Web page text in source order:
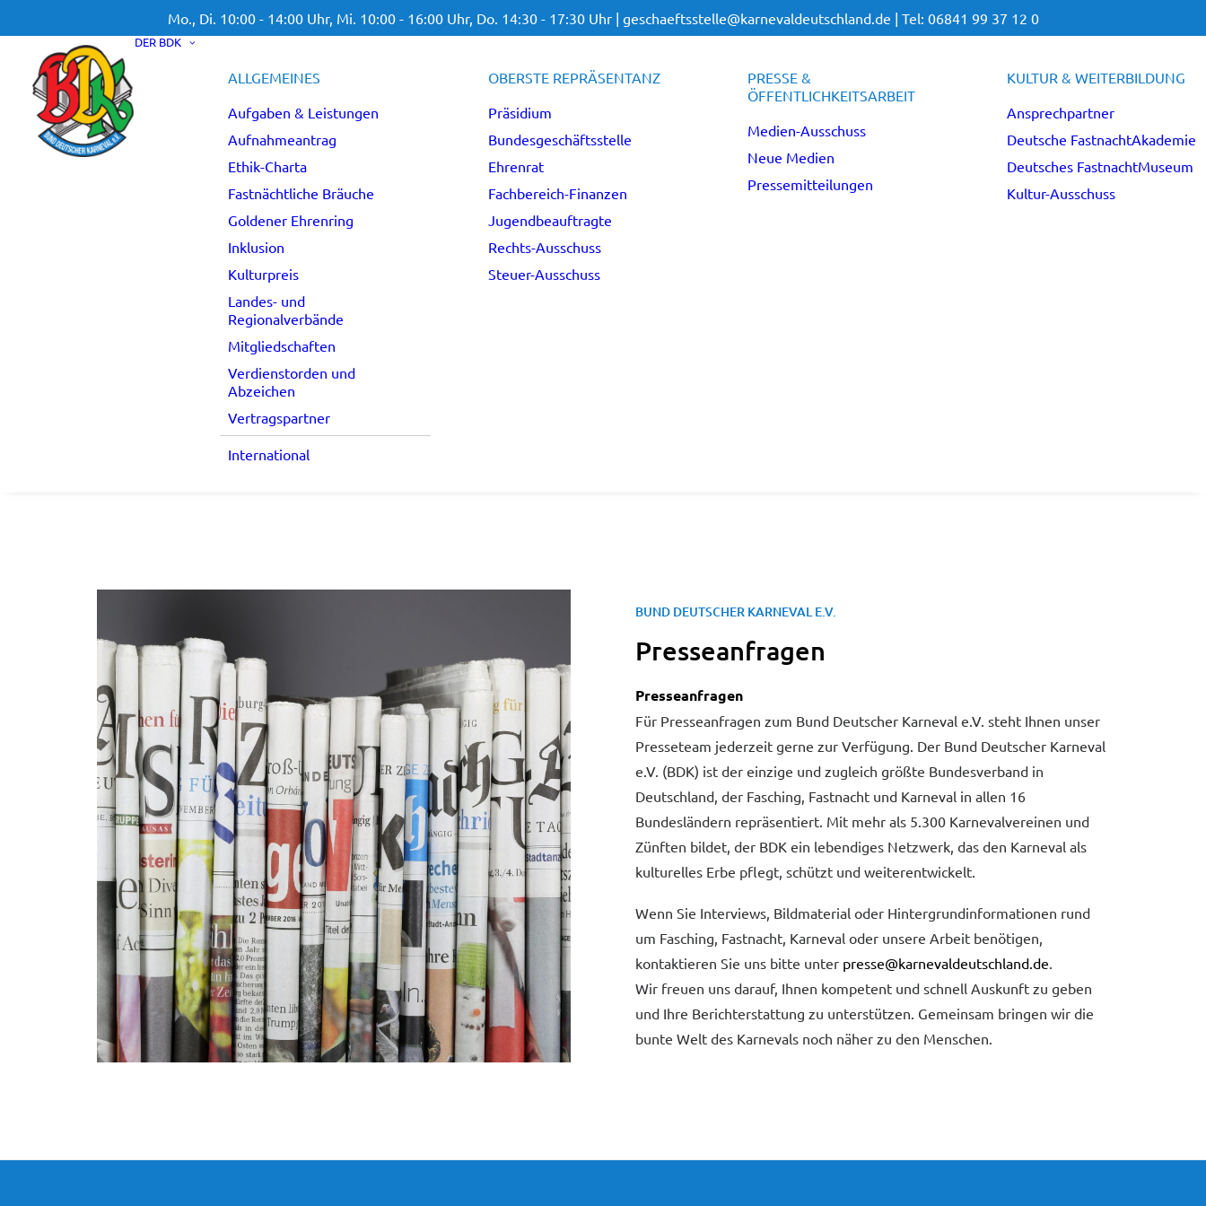
Mo., Di. 10:00 - 14:00 Uhr, Mi. 10:00 - 16:00 Uhr, Do. 14:30 - 17:30 Uhr | geschaeftsstelle@karnevaldeutschland.de | Tel: 06841 99 37 12 0
DER BDK
ALLGEMEINES
Aufgaben & Leistungen
Aufnahmeantrag
Ethik-Charta
Fastnächtliche Bräuche
Goldener Ehrenring
Inklusion
Kulturpreis
Landes- und
Regionalverbände
Mitgliedschaften
Verdienstorden und
Abzeichen
Vertragspartner
International
OBERSTE REPRÄSENTANZ
Präsidium
Bundesgeschäftsstelle
Ehrenrat
Fachbereich-Finanzen
Jugendbeauftragte
Rechts-Ausschuss
Steuer-Ausschuss
PRESSE &
ÖFFENTLICHKEITSARBEIT
Medien-Ausschuss
Neue Medien
Pressemitteilungen
KULTUR & WEITERBILDUNG
Ansprechpartner
Deutsche FastnachtAkademie
Deutsches FastnachtMuseum
Kultur-Ausschuss
BUND DEUTSCHER KARNEVAL E.V.
Presseanfragen
Presseanfragen
Für Presseanfragen zum Bund Deutscher Karneval e.V. steht Ihnen unser
Presseteam jederzeit gerne zur Verfügung. Der Bund Deutscher Karneval
e.V. (BDK) ist der einzige und zugleich größte Bundesverband in
Deutschland, der Fasching, Fastnacht und Karneval in allen 16
Bundesländern repräsentiert. Mit mehr als 5.300 Karnevalvereinen und
Zünften bildet, der BDK ein lebendiges Netzwerk, das den Karneval als
kulturelles Erbe pflegt, schützt und weiterentwickelt.
Wenn Sie Interviews, Bildmaterial oder Hintergrundinformationen rund
um Fasching, Fastnacht, Karneval oder unsere Arbeit benötigen,
kontaktieren Sie uns bitte unter presse@karnevaldeutschland.de.
Wir freuen uns darauf, Ihnen kompetent und schnell Auskunft zu geben
und Ihre Berichterstattung zu unterstützen. Gemeinsam bringen wir die
bunte Welt des Karnevals noch näher zu den Menschen.